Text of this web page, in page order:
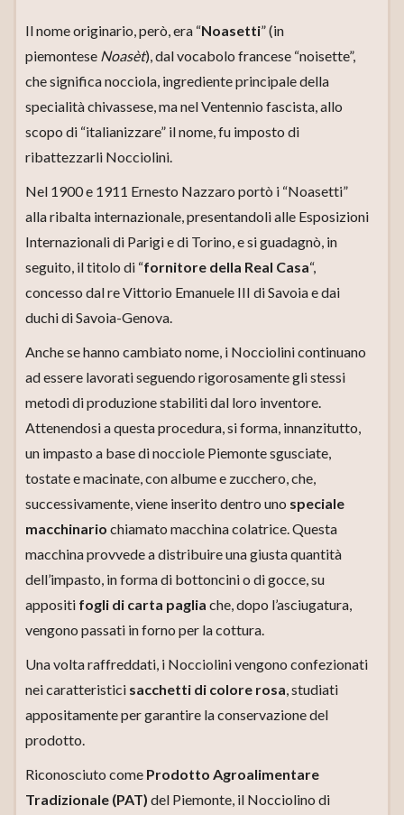
Il nome originario, però, era “Noasetti” (in
piemontese Noasèt), dal vocabolo francese “noisette”,
che significa nocciola, ingrediente principale della
specialità chivassese, ma nel Ventennio fascista, allo
scopo di “italianizzare” il nome, fu imposto di
ribattezzarli Nocciolini.
Nel 1900 e 1911 Ernesto Nazzaro portò i “Noasetti”
alla ribalta internazionale, presentandoli alle Esposizioni
Internazionali di Parigi e di Torino, e si guadagnò, in
seguito, il titolo di “fornitore della Real Casa“,
concesso dal re Vittorio Emanuele III di Savoia e dai
duchi di Savoia-Genova.
Anche se hanno cambiato nome, i Nocciolini continuano
ad essere lavorati seguendo rigorosamente gli stessi
metodi di produzione stabiliti dal loro inventore.
Attenendosi a questa procedura, si forma, innanzitutto,
un impasto a base di nocciole Piemonte sgusciate,
tostate e macinate, con albume e zucchero, che,
successivamente, viene inserito dentro uno speciale
macchinario chiamato macchina colatrice. Questa
macchina provvede a distribuire una giusta quantità
dell’impasto, in forma di bottoncini o di gocce, su
appositi fogli di carta paglia che, dopo l’asciugatura,
vengono passati in forno per la cottura.
Una volta raffreddati, i Nocciolini vengono confezionati
nei caratteristici sacchetti di colore rosa, studiati
appositamente per garantire la conservazione del
prodotto.
Riconosciuto come Prodotto Agroalimentare
Tradizionale (PAT) del Piemonte, il Nocciolino di